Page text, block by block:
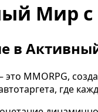
Мир
в
это MMORPG,
где